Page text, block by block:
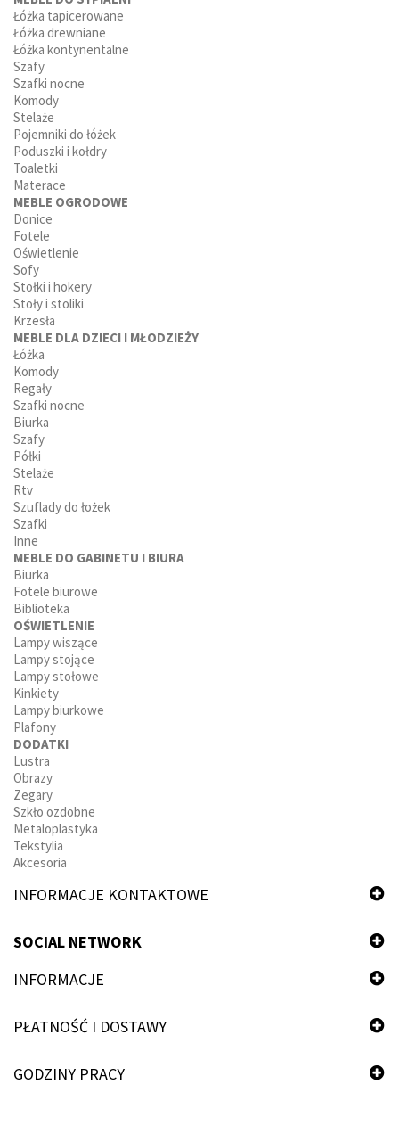
Łóżka tapicerowane
Łóżka drewniane
Łóżka kontynentalne
Szafy
Szafki nocne
Komody
Stelaże
Pojemniki do łóżek
Poduszki i kołdry
Toaletki
Materace
MEBLE OGRODOWE
Donice
Fotele
Oświetlenie
Sofy
Stołki i hokery
Stoły i stoliki
Krzesła
MEBLE DLA DZIECI I MŁODZIEŻY
Łóżka
Komody
Regały
Szafki nocne
Biurka
Szafy
Półki
Stelaże
Rtv
Szuflady do łożek
Szafki
Inne
MEBLE DO GABINETU I BIURA
Biurka
Fotele biurowe
Biblioteka
OŚWIETLENIE
Lampy wiszące
Lampy stojące
Lampy stołowe
Kinkiety
Lampy biurkowe
Plafony
DODATKI
Lustra
Obrazy
Zegary
Szkło ozdobne
Metaloplastyka
Tekstylia
Akcesoria
INFORMACJE KONTAKTOWE
SOCIAL NETWORK
INFORMACJE
PŁATNOŚĆ I DOSTAWY
GODZINY PRACY